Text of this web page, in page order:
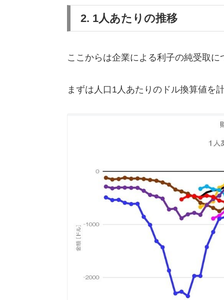
2. 1人あたりの推移
ここからは企業による利子の純受取
まずは人口1人あたりのドル換算値を